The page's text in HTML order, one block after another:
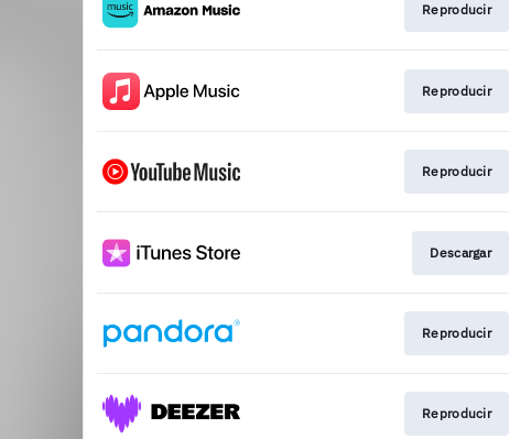
Reproducir
Reproducir
Reproducir
Descargar
Reproducir
Reproducir